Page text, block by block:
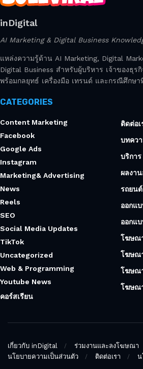
inDigital
AI Marketing & Digital Business
แหล่งความรู้ด้าน AI Marketing, Digital
Digital Business สำหรับผู้บริหาร เจ้าของธุร
พร้อมกลยุทธ์ เครื่องมือ เทรนด์ และกรณีศึกษา
CATEGORIES
Content Marketing
Facebook
Google Ads
Instagram
Marketing& Advertising
News
Reels
SEO
Social Media Updates
TikTok
Uncategorized
Web & Programming
Youtube News
คอร์สเรียน
ติดต่อเ
บทคว
บริการ
ผลงา
รถยนต์
ออกแ
ออกแ
โฆษณ
โฆษณ
โฆษณ
โฆษณ
เกี่ยวกับ inDigital
ร่วมงานและลงโฆษณา
นโยบายความเป็นส่วนตัว
ติดต่อเรา น